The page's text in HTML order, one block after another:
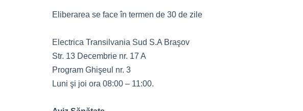
Eliberarea se face în termen de 30 de zile
Electrica Transilvania Sud S.A Braşov
Str. 13 Decembrie nr. 17 A
Program Ghişeul nr. 3
Luni şi joi ora 08:00 – 11:00.